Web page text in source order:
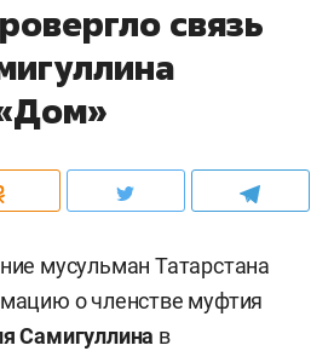
связь
мусульман Татарстана
о членстве муфтия
Самигуллина в